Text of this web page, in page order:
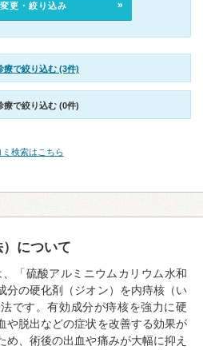
更・絞り込み
療で絞り込む (3件)
療で絞り込む (0件)
ミ検索はこちら
について
「硫酸アルミニウムカリウム水和
分の硬化剤（ジオン）を内痔核（い
です。有効成分が痔核を強力に硬
や脱出などの症状を改善する効果が
め、術後の出血や痛みが大幅に抑え